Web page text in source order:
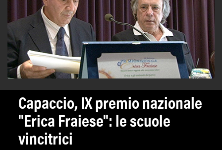
Capaccio, IX premio nazionale
"Erica Fraiese": le scuole
vincitrici